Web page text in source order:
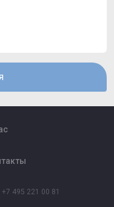
+7 495 221 00 81